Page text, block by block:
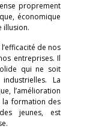
proprement
économique
illusion.
de nos
entreprises. Il
qui ne soit
La
l’amélioration
la formation des
jeunes, est